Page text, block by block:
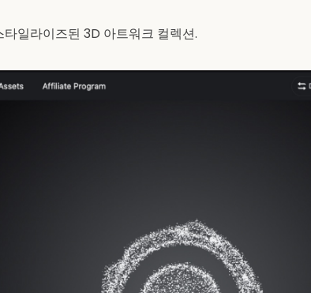
일라이즈된 3D 아트워크 컬렉션.